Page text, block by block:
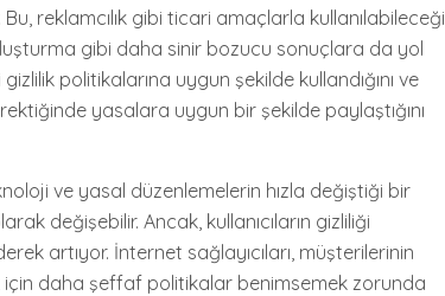
reklamcılık gibi ticari amaçlarla kullanılabileceği
gibi daha sinir bozucu sonuçlara da yol
politikalarına uygun şekilde kullandığını ve
yasalara uygun bir şekilde paylaştığını
ve yasal düzenlemelerin hızla değiştiği bir
değişebilir. Ancak, kullanıcıların gizliliği
artıyor. İnternet sağlayıcıları, müşterilerinin
daha şeffaf politikalar benimsemek zorunda